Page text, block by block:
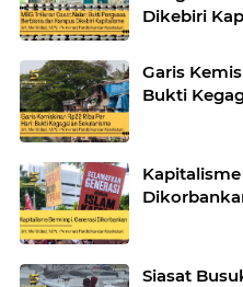
Dikebiri
Garis
Bukti
Siasat